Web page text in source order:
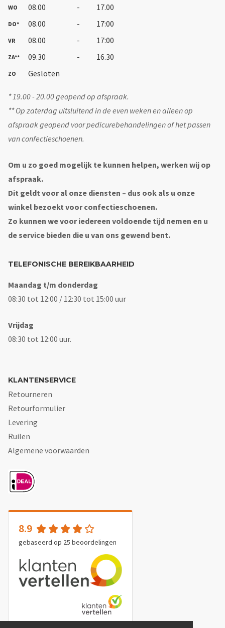
WO 08.00 - 17.00
DO* 08.00 - 17:00
VR 08.00 - 17:00
ZA** 09.30 - 16.30
ZO Gesloten
* 19.00 - 20.00 geopend op afspraak.
** Op zaterdag uitsluitend in de even weken en alleen op
afspraak geopend voor pedicurebehandelingen of het passen
van confectieschoenen.
Om u zo goed mogelijk te kunnen helpen, werken wij op
afspraak.
Dit geldt voor al onze diensten – dus ook als u onze
winkel bezoekt voor confectieschoenen.
Zo kunnen we voor iedereen voldoende tijd nemen en u
de service bieden die u van ons gewend bent.
TELEFONISCHE BEREIKBAARHEID
Maandag t/m donderdag
08:30 tot 12:00 / 12:30 tot 15:00 uur
Vrijdag
08:30 tot 12:00 uur.
KLANTENSERVICE
Retourneren
Retourformulier
Levering
Ruilen
Algemene voorwaarden
8.9
gebaseerd op 25 beoordelingen